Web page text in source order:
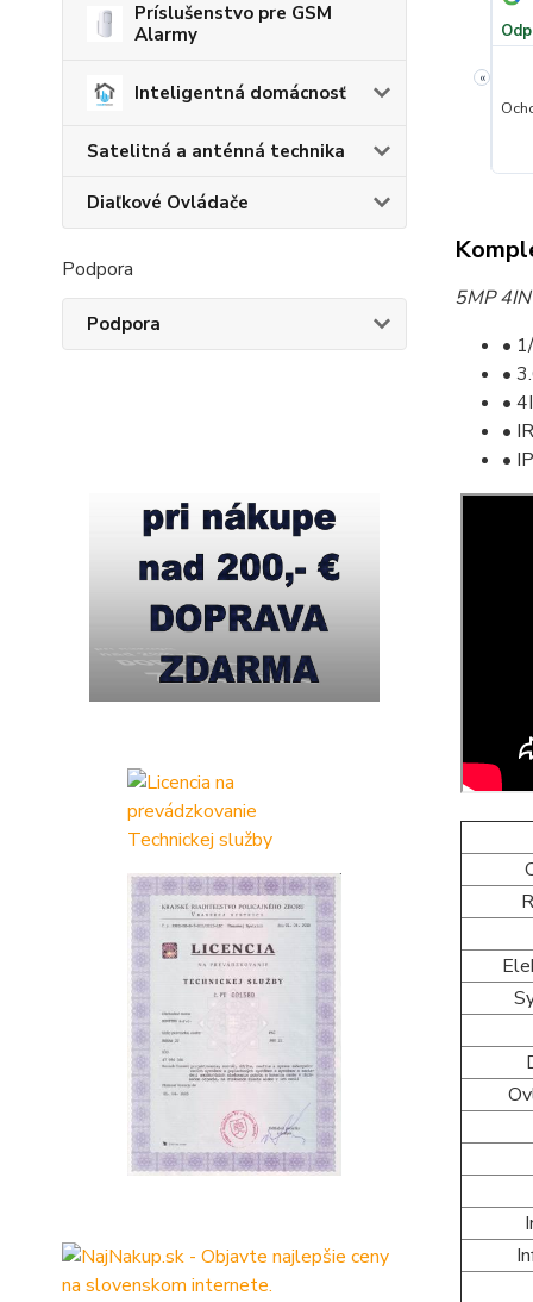
Príslušenstvo pre GSM
Alarmy
Inteligentná domácnosť
Satelitná a anténná technika
Diaľkové Ovládače
Podpora
Podpora
«
★★★★★
spoločnosť!!
Pridané 11. júla
Odporúča obchod
Maximálna ochota a rýchla pomoc
5MP
•
•
•
•
•